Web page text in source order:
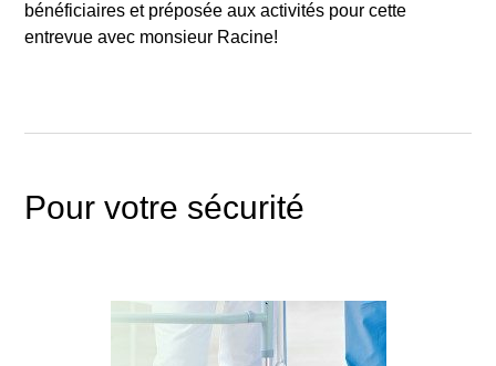
bénéficiaires et préposée aux activités pour cette
entrevue avec monsieur Racine!
Pour votre sécurité